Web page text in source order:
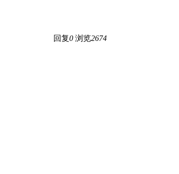
回复0 浏览2674